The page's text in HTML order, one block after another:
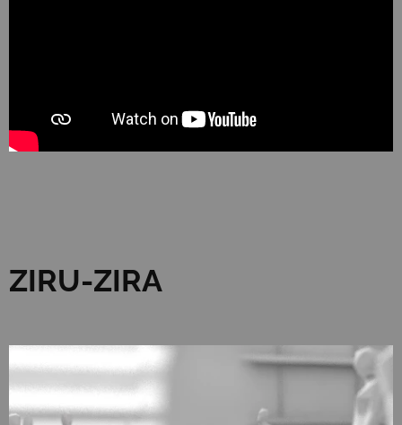
ZIRU-ZIRA